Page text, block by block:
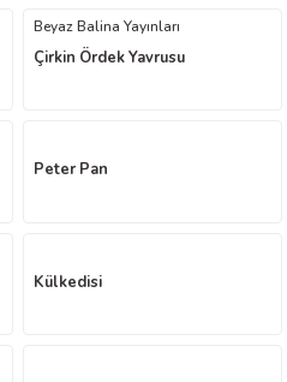
Beyaz Balina Yayınları
Çirkin Ördek Yavrusu
Peter Pan
Külkedisi